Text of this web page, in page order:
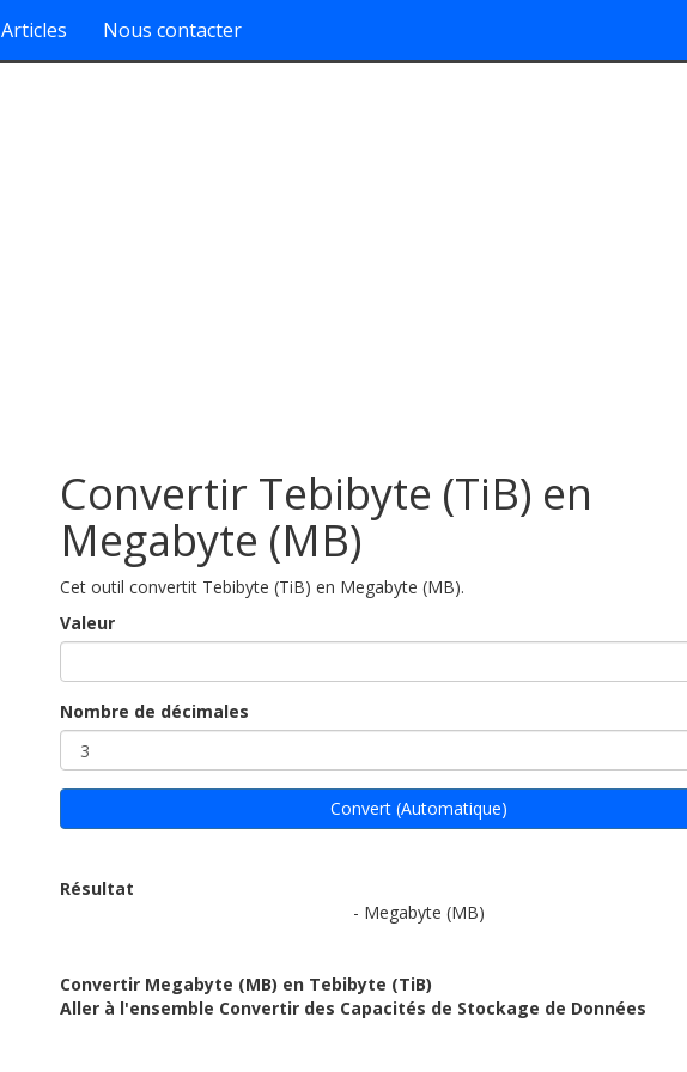
Articles Nous contacter
Convertir Tebibyte (TiB) en
Megabyte (MB)
Cet outil convertit Tebibyte (TiB) en Megabyte (MB).
Valeur
Nombre de décimales
Convert (Automatique)
Résultat
- Megabyte (MB)
Convertir Megabyte (MB) en Tebibyte (TiB)
Aller à l'ensemble Convertir des Capacités de Stockage de Données